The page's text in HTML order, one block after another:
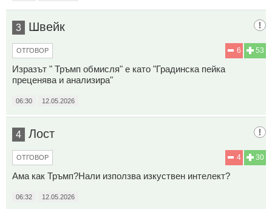
3 Швейк
53
6
ОТГОВОР
Изразът " Тръмп обмисля" е като "Градинска пейка
преценява и анализира"
06:30 12.05.2026
4 Лост
30
4
ОТГОВОР
Ама как Тръмп?Нали използва изкуствен интелект?
06:32 12.05.2026